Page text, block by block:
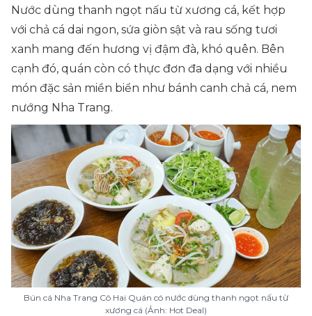
Nước dùng thanh ngọt nấu từ xương cá, kết hợp
với chả cá dai ngon, sứa giòn sật và rau sống tươi
xanh mang đến hương vị đậm đà, khó quên. Bên
cạnh đó, quán còn có thực đơn đa dạng với nhiều
món đặc sản miền biển như bánh canh chả cá, nem
nướng Nha Trang.
Bún cá Nha Trang Cô Hai Quán có nước dùng thanh ngọt nấu từ
xương cá (Ảnh: Hot Deal)